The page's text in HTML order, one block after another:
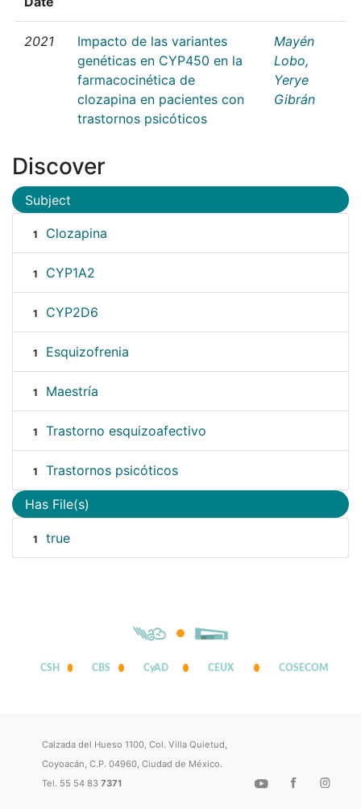
2021
Impacto de las variantes
genéticas en CYP450 en la
farmacocinética de
clozapina en pacientes con
trastornos psicóticos
Mayén
Lobo,
Yerye
Gibrán
Discover
Subject
1 Clozapina
1 CYP1A2
1 CYP2D6
1 Esquizofrenia
1 Maestría
1 Trastorno esquizoafectivo
1 Trastornos psicóticos
Has File(s)
1 true
CSH CBS CyAD CEUX COSECOM
Calzada del Hueso 1100, Col. Villa Quietud,
Coyoacán, C.P. 04960, Ciudad de México.
Tel. 55 54 837371